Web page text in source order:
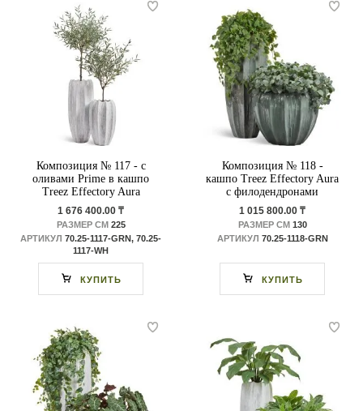
Композиция № 117 - с
оливами Prime в кашпо
Treez Effectory Aura
1 676 400.00 ₸
РАЗМЕР СМ 225
АРТИКУЛ 70.25-1117-GRN, 70.25-
1117-WH
КУПИТЬ
Композиция № 118 -
кашпо Treez Effectory Aura
с филодендронами
1 015 800.00 ₸
РАЗМЕР СМ 130
АРТИКУЛ 70.25-1118-GRN
КУПИТЬ